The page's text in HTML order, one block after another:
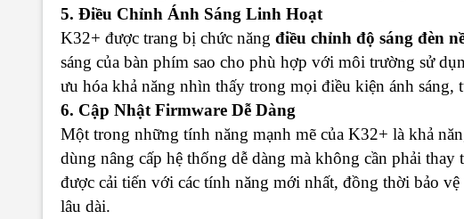
5. Điều Chỉnh Ánh Sáng Linh Hoạt
K32+ được trang bị chức năng điều chỉnh độ sáng đèn
sáng của bàn phím sao cho phù hợp với môi trường sử
ưu hóa khả năng nhìn thấy trong mọi điều kiện ánh sáng,
6. Cập Nhật Firmware Dễ Dàng
Một trong những tính năng mạnh mẽ của K32+ là khả
dùng nâng cấp hệ thống dễ dàng mà không cần phải
được cải tiến với các tính năng mới nhất, đồng thời bảo
lâu dài.